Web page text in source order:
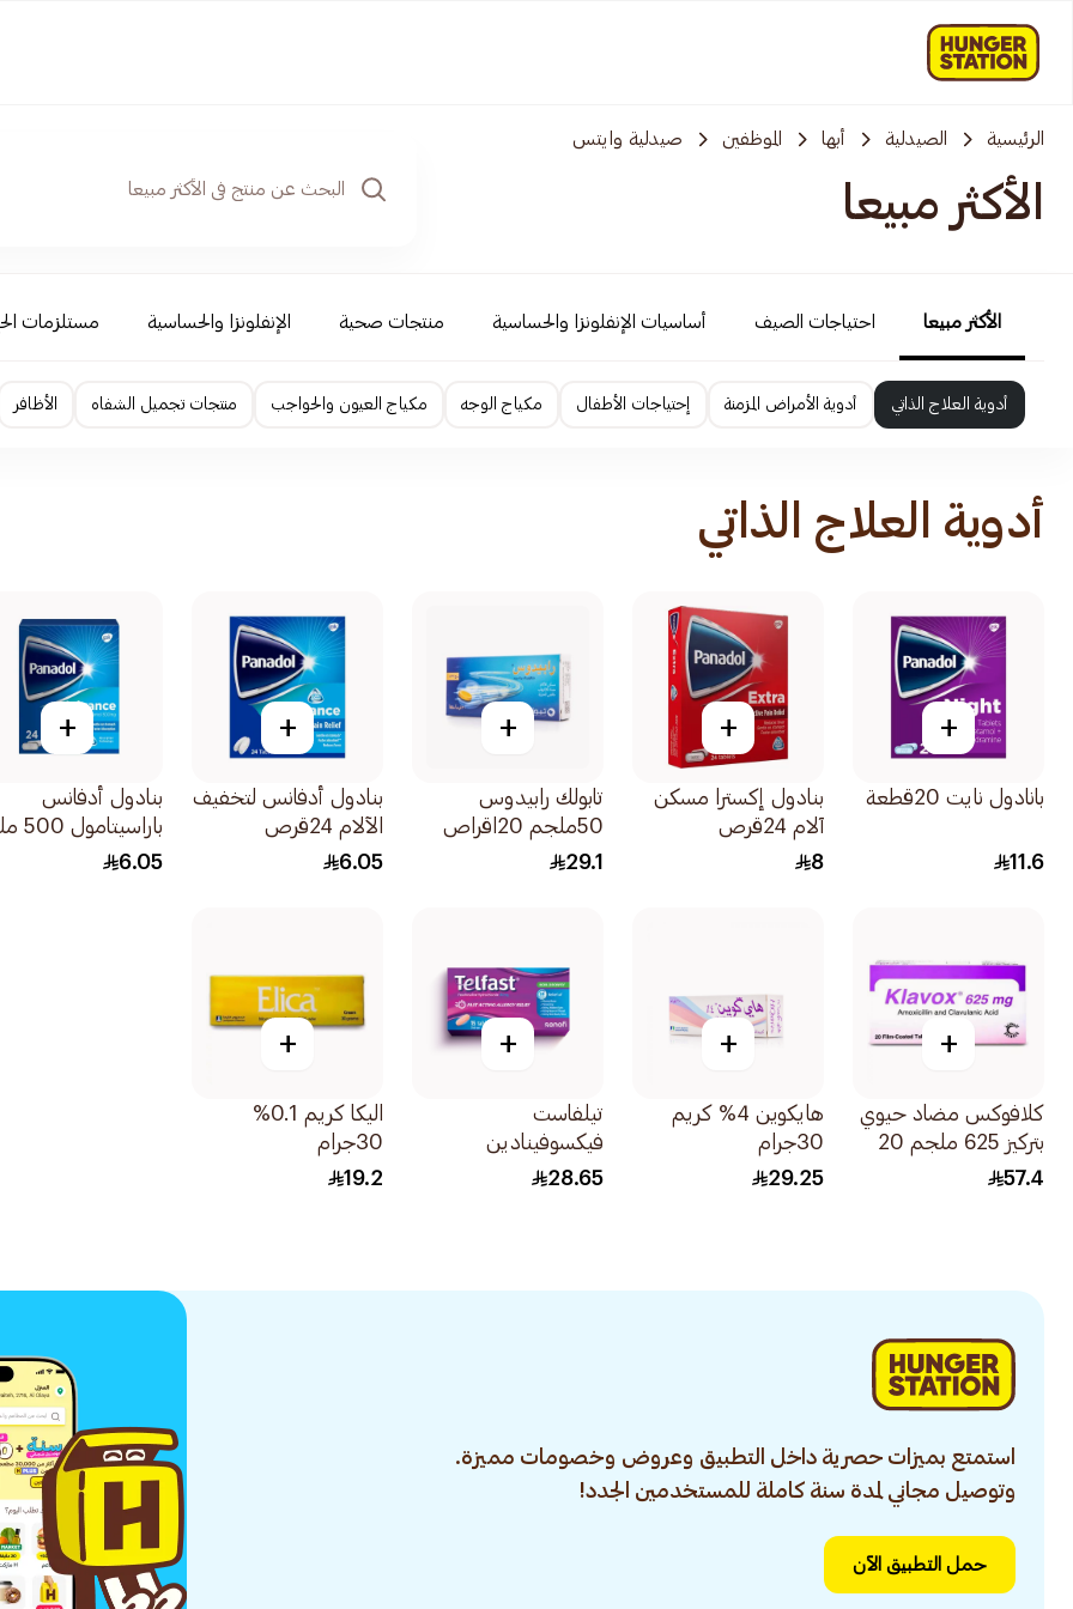
الرئيسية الصيدلية أبها الموظفين صيدلية وايتس
الأكثر مبيعا
الأكثر مبيعا احتياجات الصيف أساسيات الإنفلونزا والحساسية منتجات صحية الإنفلونزا والحساسية مستلزمات
أدوية العلاج الذاتي أدوية الأمراض المزمنة إحتياجات الأطفال مكياج الوجه مكياج العيون والحواجب منتجات تجميل الشفاه الأظافر
أدوية العلاج الذاتي
+
بانادول نايت 20قطعة
11.6
+
بنادول إكسترا مسكن
آلام 24قرص
8
+
تابولك رابيدوس
50ملجم 20اقراص
29.1
+
بنادول أدفانس لتخفيف
الآلام 24قرص
6.05
+
بنادول أدفانس
أقراص مغلفة 24قرص
6.05
+
كلافوكس مضاد حيوي
بتركيز 625 ملجم 20
قرص
57.4
+
هايكوين 4% كريم
30جرام
29.25
+
تيلفاست
فيكسوفينادين
هيدروكلوريد مضاد
28.65
+
اليكا كريم 0.1%
30جرام
19.2
استمتع بميزات حصرية داخل التطبيق وعروض وخصومات مميزة.
وتوصيل مجاني لمدة سنة كاملة للمستخدمين الجدد!
حمل التطبيق الآن